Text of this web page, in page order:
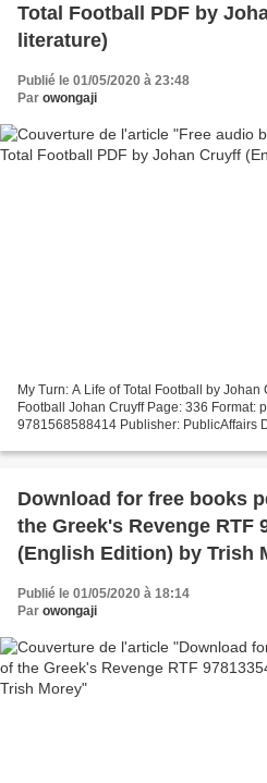
Total Football PDF by
literature)
Publié le 01/05/2020 à 23:48
Par owongaji
My Turn: A Life of Total Football by Johan
Football Johan Cruyff Page: 336 Format:
9781568588414 Publisher: PublicAffairs
Download for free books
the Greek's Revenge RTF
(English Edition) by Trish
Publié le 01/05/2020 à 18:14
Par owongaji